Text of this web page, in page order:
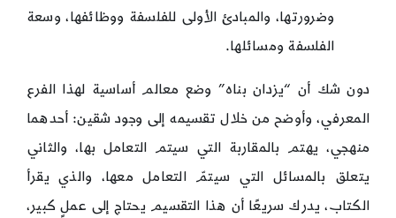
وضرورتها، والمبادئ الأولى للفلسفة ووظائفها، وسعة
الفلسفة ومسائلها.
دون شك أن “يزدان بناه” وضع معالم أساسية لهذا الفرع
المعرفي، وأوضح من خلال تقسيمه إلى وجود شقين: أحدهما
منهجي، يهتم بالمقاربة التي سيتم التعامل بها، والثاني
يتعلق بالمسائل التي سيتمّ التعامل معها، والذي يقرأ
الكتاب، يدرك سريعًا أن هذا التقسيم يحتاج إلى عملٍ كبير،